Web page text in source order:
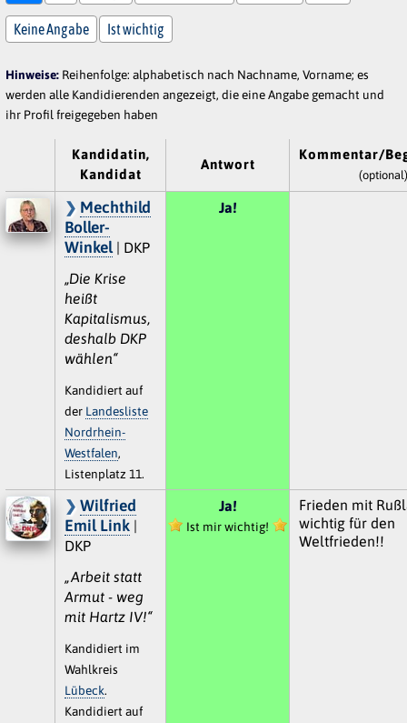
Keine Angabe Ist wichtig
Hinweise: Reihenfolge: alphabetisch nach Nachname, Vorname; es
werden alle Kandidierenden angezeigt, die eine Angabe gemacht und
ihr Profil freigegeben haben
Kandidatin,
Kandidat
Antwort
Kommentar/
(optional)
Mechthild
Boller-
Winkel | DKP
„Die Krise
heißt
Kapitalismus,
deshalb DKP
wählen“
Kandidiert auf
der Landesliste
Nordrhein-
Westfalen,
Listenplatz 11.
Ja!
Wilfried
Emil Link|
DKP
„Arbeit statt
Armut - weg
mit Hartz IV!“
Kandidiert im
Wahlkreis
Lübeck.
Kandidiert auf
Ja!
Ist mir wichtig!
Frieden mit
wichtig für den
Weltfrieden!!